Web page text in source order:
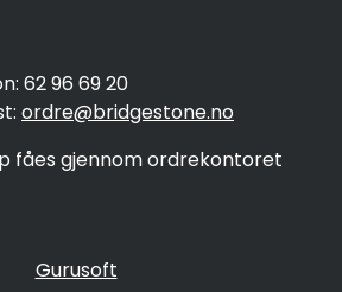
62 96 69 20
ordre@bridgestone.no
fåes gjennom ordrekontoret
Gurusoft